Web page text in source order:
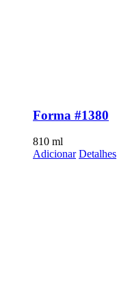
Forma #1380
810 ml
Adicionar Detalhes